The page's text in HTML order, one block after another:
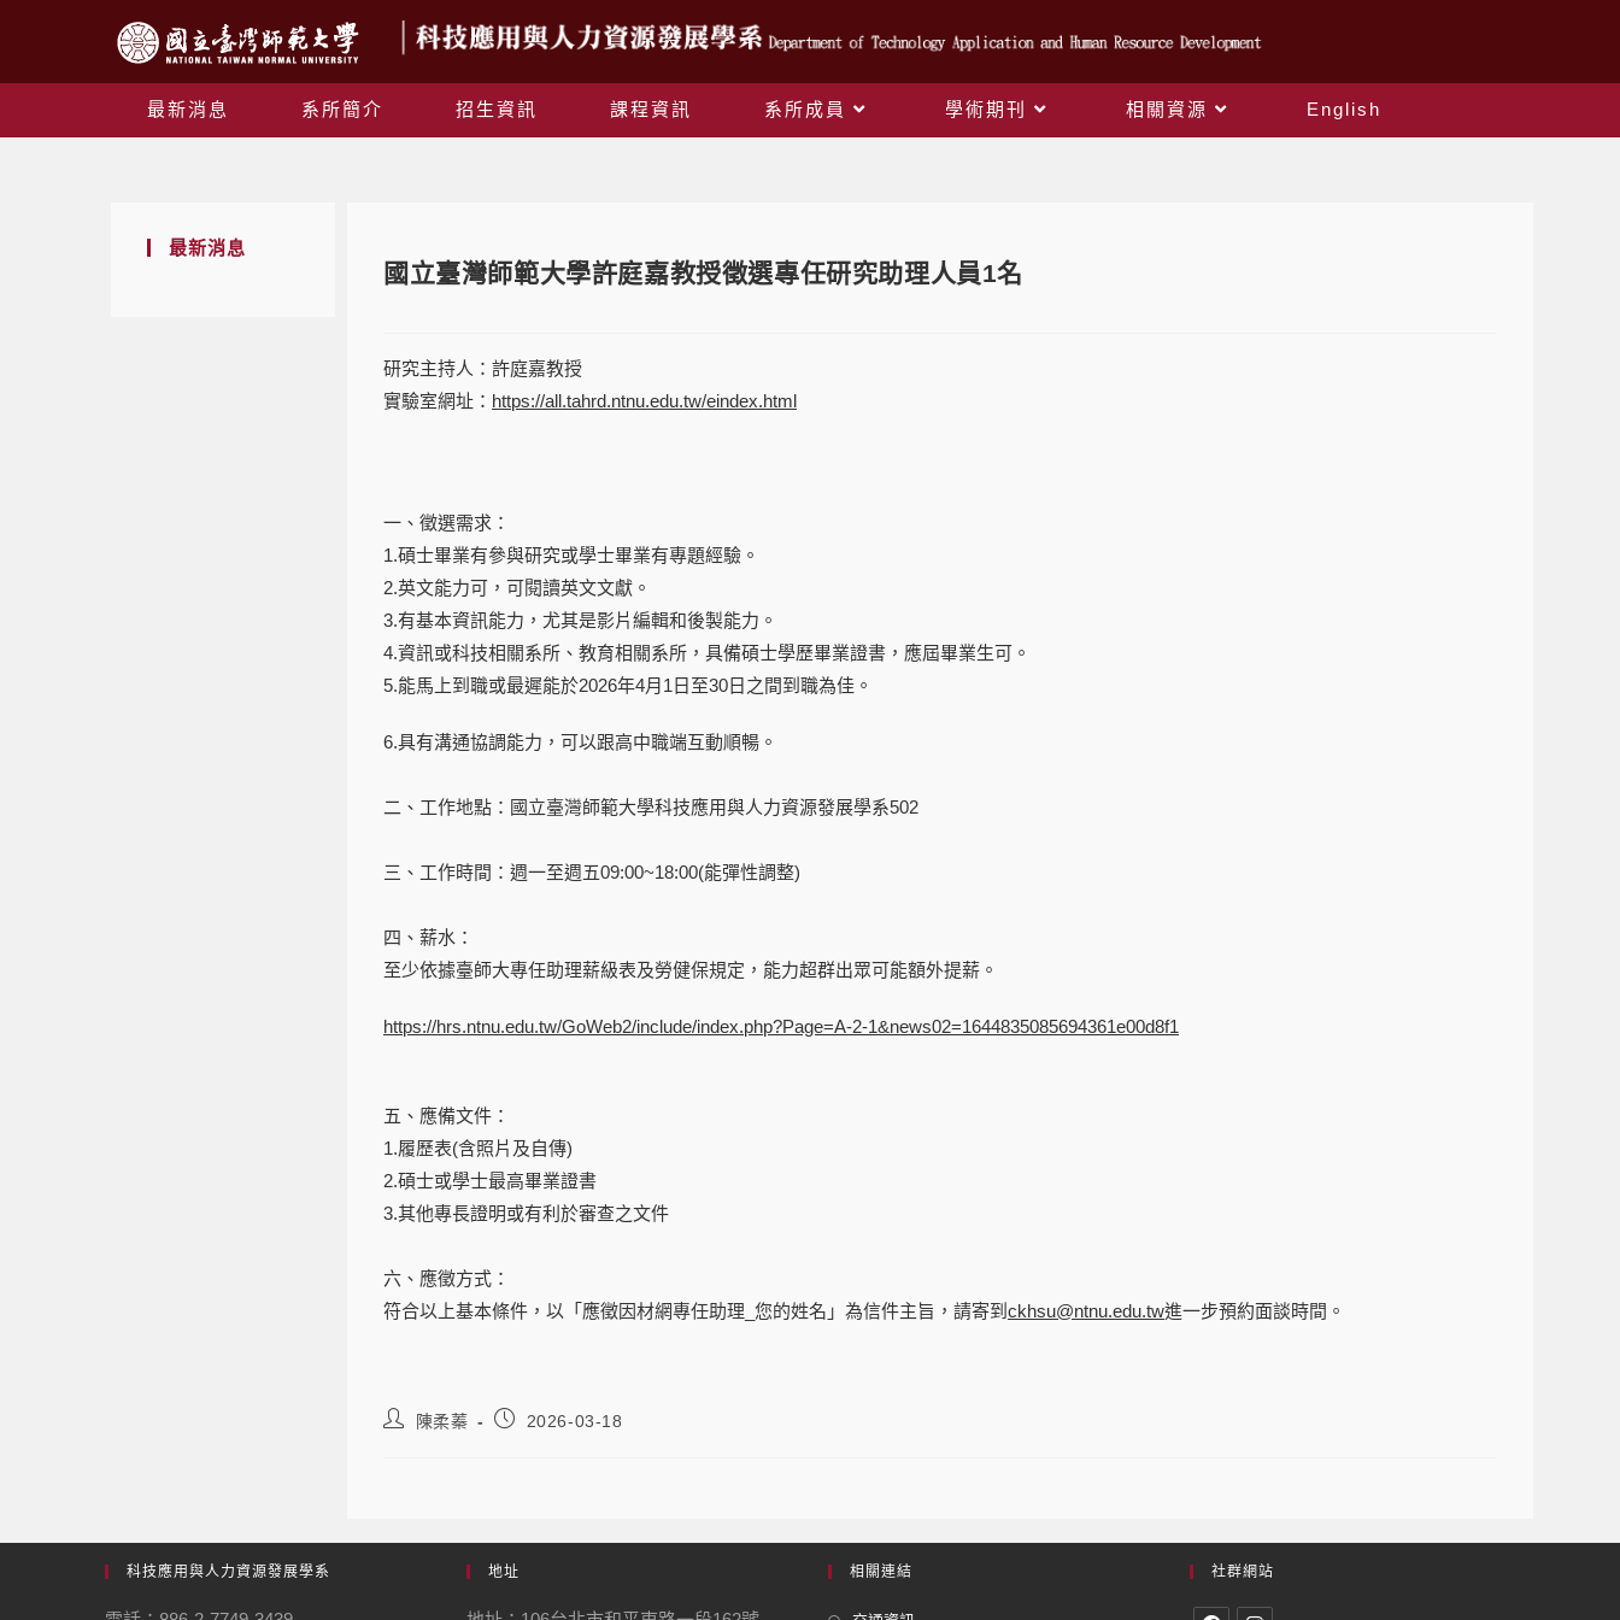
最新消息 系所簡介 招生資訊 課程資訊 系所成員 學術期刊 相關資源 English
最新消息
國立臺灣師範大學許庭嘉教授徵選專任研究助理人員1名
研究主持人：許庭嘉教授
實驗室網址： https://all.tahrd.ntnu.edu.tw/eindex.html
一、徵選需求：
1.碩士畢業有參與研究或學士畢業有專題經驗。
2.英文能力可，可閱讀英文文獻。
3.有基本資訊能力，尤其是影片編輯和後製能力。
4.資訊或科技相關系所、教育相關系所，具備碩士學歷畢業證書，應屆畢業生可。
5.能馬上到職或最遲能於2026年4月1日至30日之間到職為佳。
6.具有溝通協調能力，可以跟高中職端互動順暢。
二、工作地點：國立臺灣師範大學科技應用與人力資源發展學系502
三、工作時間：週一至週五09:00~18:00(能彈性調整)
四、薪水：
至少依據臺師大專任助理薪級表及勞健保規定，能力超群出眾可能額外提薪。
https://hrs.ntnu.edu.tw/GoWeb2/include/index.php?Page=A-2-1&news02=1644835085694361e00d8f1
五、應備文件：
1.履歷表(含照片及自傳)
2.碩士或學士最高畢業證書
3.其他專長證明或有利於審查之文件
六、應徵方式：
符合以上基本條件，以「應徵因材網專任助理_您的姓名」為信件主旨，請寄到 ckhsu@ntnu.edu.tw進一步預約面談時間。
陳柔蓁 2026-03-18
科技應用與人力資源發展學系 地址 相關連結 社群網站